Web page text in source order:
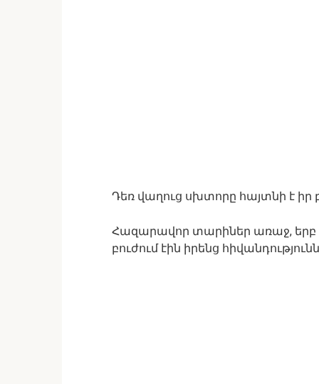
Դեռ վաղուց սխտորը հայտնի է իր
Հազարավոր տարիներ առաջ, երբ
բուժում էին իրենց